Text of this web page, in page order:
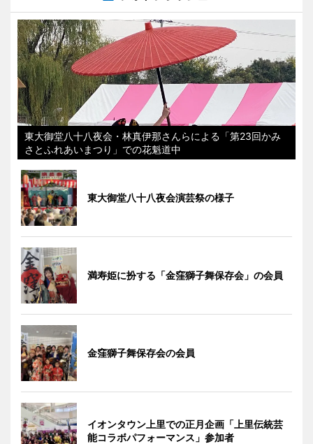
東大御堂八十八夜会・林真伊那さんらによる「第23回かみ
さとふれあいまつり」での花魁道中
東大御堂八十八夜会演芸祭の様子
満寿姫に扮する「金窪獅子舞保存会」の会員
金窪獅子舞保存会の会員
イオンタウン上里での正月企画「上里伝統芸
能コラボパフォーマンス」参加者